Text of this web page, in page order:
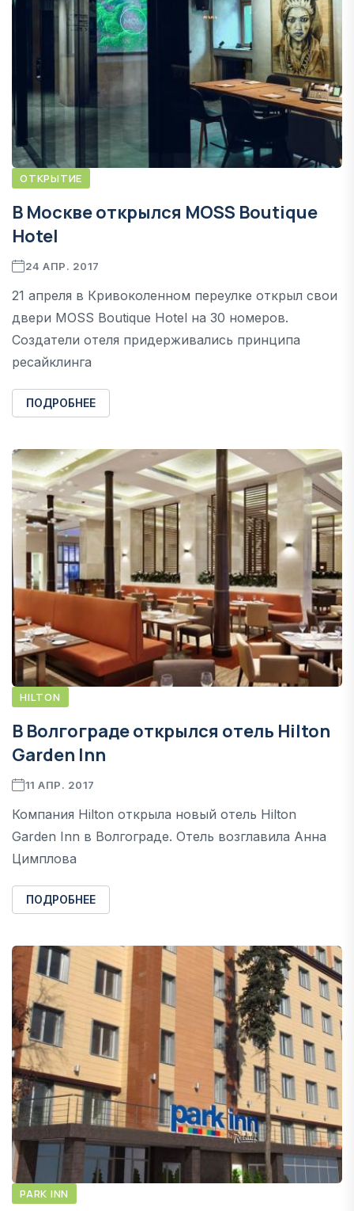
ОТКРЫТИЕ
В Москве открылся MOSS Boutique
Hotel
24 АПР. 2017
21 апреля в Кривоколенном переулке открыл свои
двери MOSS Boutique Hotel на 30 номеров.
Создатели отеля придерживались принципа
ресайклинга
ПОДРОБНЕЕ
HILTON
В Волгограде открылся отель Hilton
Garden Inn
11 АПР. 2017
Компания Hilton открыла новый отель Hilton
Garden Inn в Волгограде. Отель возглавила Анна
Цимплова
ПОДРОБНЕЕ
PARK INN